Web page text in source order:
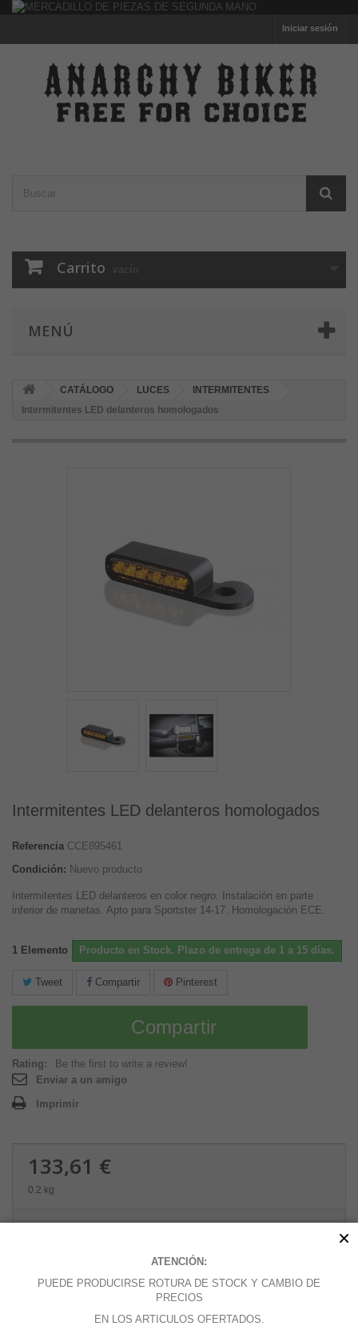
Iniciar sesión
Carrito vacío
MENÚ
CATÁLOGO LUCES
INTERMITENTES
Intermitentes LED delanteros homologados
Intermitentes LED delanteros homologados
Referencia CCE895461
Condición: Nuevo producto
Intermitentes LED delanteros en color negro. Instalación en parte
inferior de manetas. Apto para Sportster 14-17. Homologación ECE.
1 Elemento Producto en Stock. Plazo de entrega de 1 a 15 días.
Tweet Compartir Pinterest
Compartir
Rating:
Be the first to write a review!
Enviar a un amigo
Imprimir
133,61 €
0.2 kg
ATENCIÓN:
PUEDE PRODUCIRSE ROTURA DE STOCK Y CAMBIO DE
PRECIOS
EN LOS ARTICULOS OFERTADOS.
×